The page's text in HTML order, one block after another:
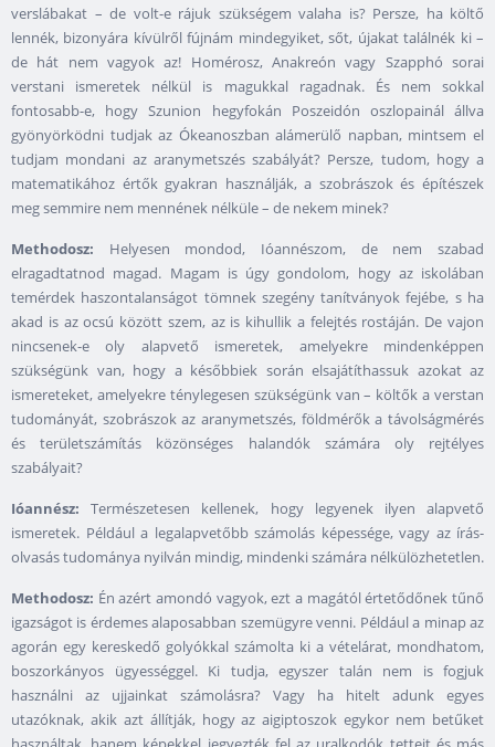
verslábakat – de volt-e rájuk szükségem valaha is? Persze, ha költő
lennék, bizonyára kívülről fújnám mindegyiket, sőt, újakat találnék ki –
de hát nem vagyok az! Homérosz, Anakreón vagy Szapphó sorai
verstani ismeretek nélkül is magukkal ragadnak. És nem sokkal
fontosabb-e, hogy Szunion hegyfokán Poszeidón oszlopainál állva
gyönyörködni tudjak az Ókeanoszban alámerülő napban, mintsem el
tudjam mondani az aranymetszés szabályát? Persze, tudom, hogy a
matematikához értők gyakran használják, a szobrászok és építészek
meg semmire nem mennének nélküle – de nekem minek?
Methodosz: Helyesen mondod, Ióannészom, de nem szabad
elragadtatnod magad. Magam is úgy gondolom, hogy az iskolában
temérdek haszontalanságot tömnek szegény tanítványok fejébe, s ha
akad is az ocsú között szem, az is kihullik a felejtés rostáján. De vajon
nincsenek-e oly alapvető ismeretek, amelyekre mindenképpen
szükségünk van, hogy a későbbiek során elsajátíthassuk azokat az
ismereteket, amelyekre ténylegesen szükségünk van – költők a verstan
tudományát, szobrászok az aranymetszés, földmérők a távolságmérés
és területszámítás közönséges halandók számára oly rejtélyes
szabályait?
Ióannész:Természetesen kellenek, hogy legyenek ilyen alapvető
ismeretek. Például a legalapvetőbb számolás képessége, vagy az írás-
olvasás tudománya nyilván mindig, mindenki számára nélkülözhetetlen.
Methodosz: Én azért amondó vagyok, ezt a magától értetődőnek tűnő
igazságot is érdemes alaposabban szemügyre venni. Például a minap az
agorán egy kereskedő golyókkal számolta ki a vételárat, mondhatom,
boszorkányos ügyességgel. Ki tudja, egyszer talán nem is fogjuk
használni az ujjainkat számolásra? Vagy ha hitelt adunk egyes
utazóknak, akik azt állítják, hogy az aigiptoszok egykor nem betűket